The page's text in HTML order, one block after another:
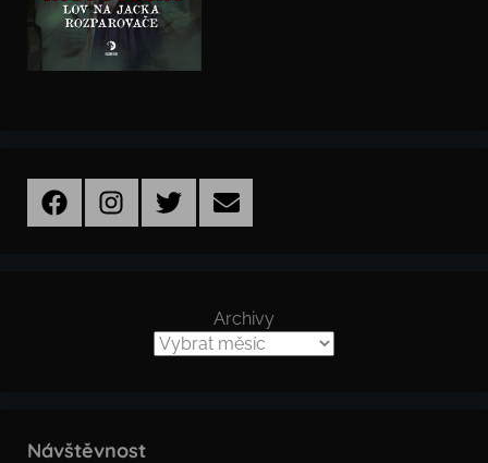
FacebookInstagramTwitter Email
Archivy
Návštěvnost